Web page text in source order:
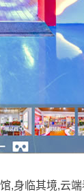
身临其境,云